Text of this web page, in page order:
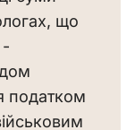
що
-
податком